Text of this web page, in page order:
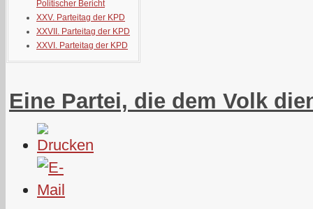
Politischer Bericht
XXV. Parteitag der KPD
XXVII. Parteitag der KPD
XXVI. Parteitag der KPD
Eine Partei, die dem Volk